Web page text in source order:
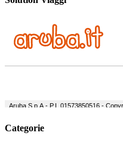
Categorie